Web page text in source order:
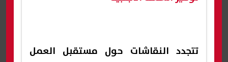
تتجدد النقاشات حول مستقبل العمل